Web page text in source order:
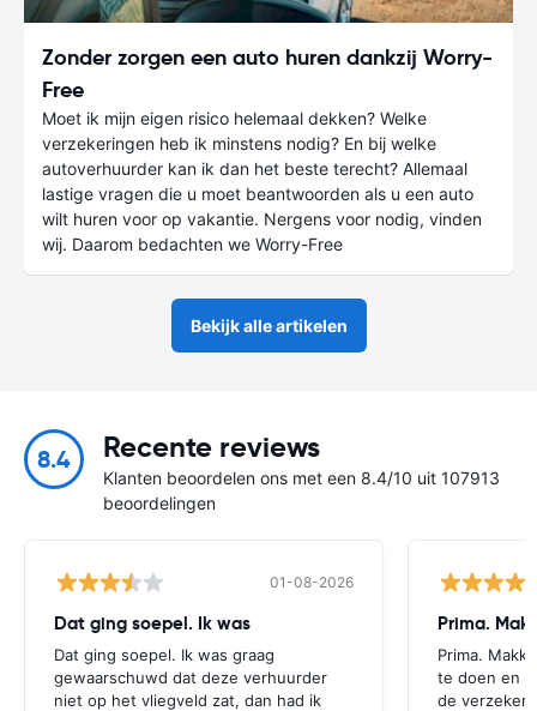
Zonder zorgen een auto huren dankzij Worry-
Free
Moet ik mijn eigen risico helemaal dekken? Welke
verzekeringen heb ik minstens nodig? En bij welke
autoverhuurder kan ik dan het beste terecht? Allemaal
lastige vragen die u moet beantwoorden als u een auto
wilt huren voor op vakantie. Nergens voor nodig, vinden
wij. Daarom bedachten we Worry-Free
Bekijk alle artikelen
8.4 Recente reviews
Klanten beoordelen ons met een 8.4/10 uit 107913
beoordelingen
01-08-2026
Dat ging soepel. Ik was
Dat ging soepel. Ik was graag
gewaarschuwd dat deze verhuurder
niet op het vliegveld zat, dan had ik
Prima.
Prima.
te doen en
de